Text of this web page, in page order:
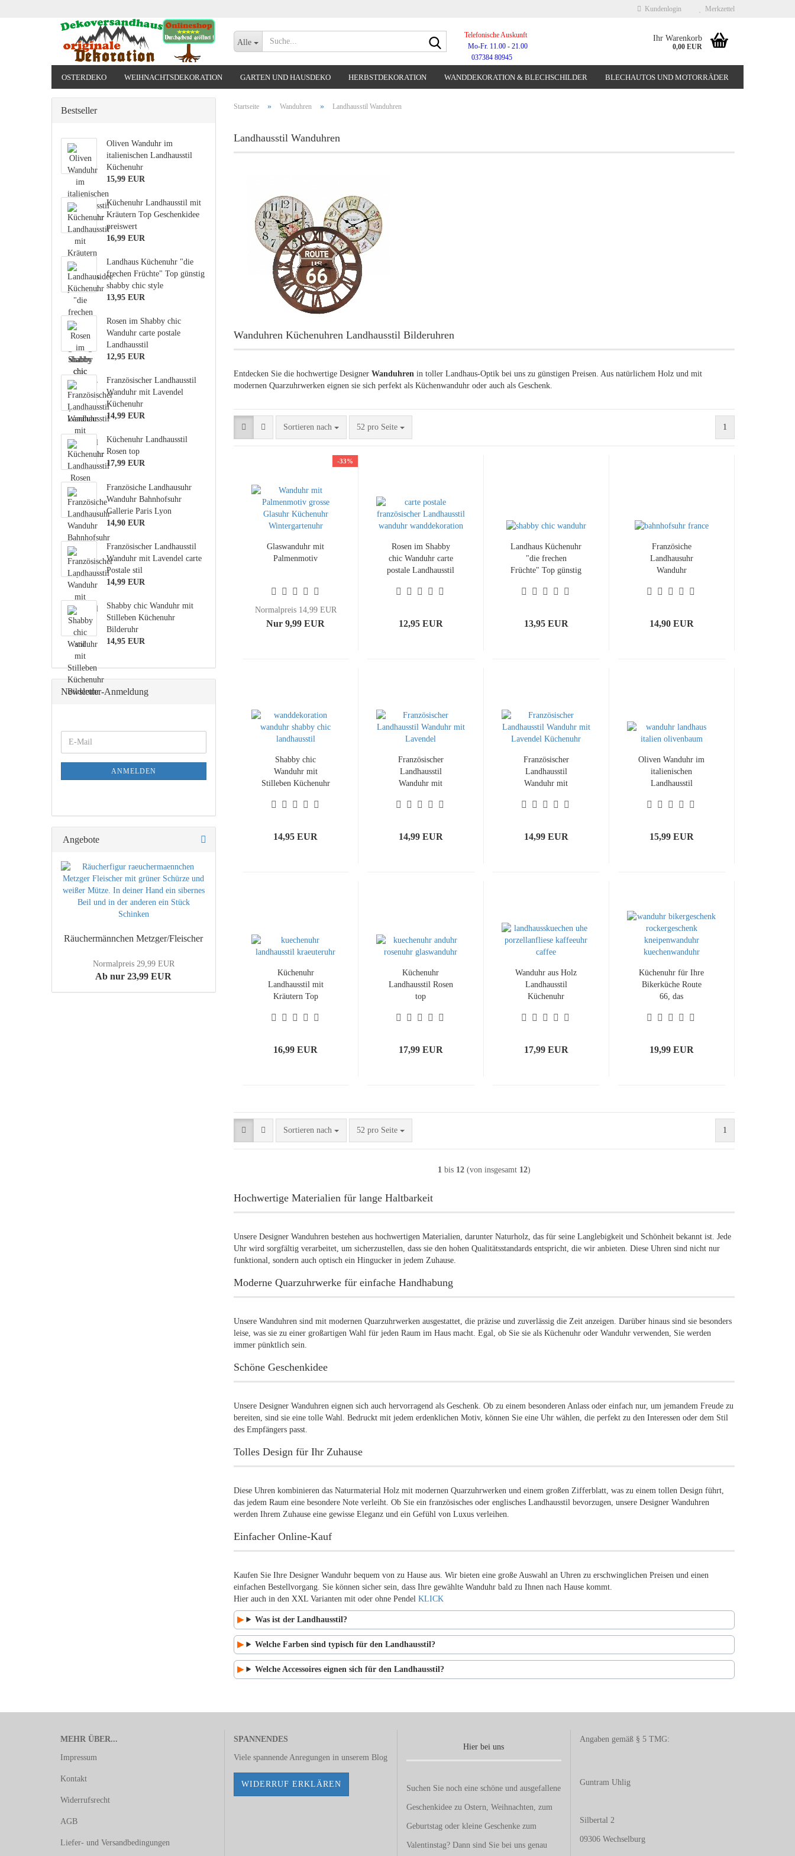
Kundenlogin Merkzettel
Alle
Suche...Telefonische Auskunft
Mo-Fr. 11.00 - 21.00
037384 80945
Ihr Warenkorb
0,00 EUR
OSTERDEKO WEIHNACHTSDEKORATION GARTEN UND HAUSDEKO HERBSTDEKORATION WANDDEKORATION & BLECHSCHILDER BLECHAUTOS UND MOTORRÄDER
VALENTINSTAG, MUTTERTAG, ODER GEBURTSTAG
Startseite » Wanduhren » Landhausstil Wanduhren
Landhausstil Wanduhren
Wanduhren Küchenuhren Landhausstil Bilderuhren
Entdecken Sie die hochwertige Designer Wanduhrenin toller Landhaus-Optik bei uns zu günstigen Preisen. Aus natürlichem Holz und mit
modernen Quarzuhrwerken eignen sie sich perfekt als Küchenwanduhr oder auch als Geschenk.
Sortieren nach
Sortieren nach 52 pro Seite
pro Seite 1
-33%
Glaswanduhr mit
Palmenmotiv
Normalpreis 14,99 EUR
Nur 9,99 EUR
Rosen im Shabby
chic Wanduhr carte
postale Landhausstil
12,95 EUR
Landhaus Küchenuhr
"die frechen
Früchte" Top günstig
13,95 EUR
Französiche
Landhausuhr
Wanduhr
Gallerie Paris Lyon
14,90 EUR
Shabby chic
Wanduhr mit
Stilleben Küchenuhr
14,95 EUR
Französischer
Landhausstil
Wanduhr mit
Postale stil
14,99 EUR
Französischer
Landhausstil
Wanduhr mit
14,99 EUR
Oliven Wanduhr im
italienischen
Landhausstil
15,99 EUR
Küchenuhr
Landhausstil mit
Kräutern Top
preiswert
16,99 EUR
Küchenuhr
Landhausstil Rosen
top
17,99 EUR
Wanduhr aus Holz
Landhausstil
Küchenuhr
17,99 EUR
Küchenuhr für Ihre
Bikerküche Route
66, das
19,99 EUR
Sortieren nach
Sortieren nach 52 pro Seite
pro Seite 1
1bis 12(von insgesamt 12)
Hochwertige Materialien für lange Haltbarkeit
Unsere Designer Wanduhren bestehen aus hochwertigen Materialien, darunter Naturholz, das für seine Langlebigkeit und Schönheit bekannt ist. Jede
Uhr wird sorgfältig verarbeitet, um sicherzustellen, dass sie den hohen Qualitätsstandards entspricht, die wir anbieten. Diese Uhren sind nicht nur
funktional, sondern auch optisch ein Hingucker in jedem Zuhause.
Moderne Quarzuhrwerke für einfache Handhabung
Unsere Wanduhren sind mit modernen Quarzuhrwerken ausgestattet, die präzise und zuverlässig die Zeit anzeigen. Darüber hinaus sind sie besonders
leise, was sie zu einer großartigen Wahl für jeden Raum im Haus macht. Egal, ob Sie sie als Küchenuhr oder Wanduhr verwenden, Sie werden
immer pünktlich sein.
Schöne Geschenkidee
Unsere Designer Wanduhren eignen sich auch hervorragend als Geschenk. Ob zu einem besonderen Anlass oder einfach nur, um jemandem Freude zu
bereiten, sind sie eine tolle Wahl. Bedruckt mit jedem erdenklichen Motiv, können Sie eine Uhr wählen, die perfekt zu den Interessen oder dem Stil
des Empfängers passt.
Tolles Design für Ihr Zuhause
Diese Uhren kombinieren das Naturmaterial Holz mit modernen Quarzuhrwerken und einem großen Zifferblatt, was zu einem tollen Design führt,
das jedem Raum eine besondere Note verleiht. Ob Sie ein französisches oder englisches Landhausstil bevorzugen, unsere Designer Wanduhren
werden Ihrem Zuhause eine gewisse Eleganz und ein Gefühl von Luxus verleihen.
Einfacher Online-Kauf
Kaufen Sie Ihre Designer Wanduhr bequem von zu Hause aus. Wir bieten eine große Auswahl an Uhren zu erschwinglichen Preisen und einen
einfachen Bestellvorgang. Sie können sicher sein, dass Ihre gewählte Wanduhr bald zu Ihnen nach Hause kommt.
Hier auch in den XXL Varianten mit oder ohne Pendel KLICK
Was ist der Landhausstil?
Welche Farben sind typisch für den Landhausstil?
Welche Accessoires eignen sich für den Landhausstil?
Bestseller
Oliven Wanduhr im
italienischen Landhausstil
Küchenuhr
15,99 EUR
Küchenuhr Landhausstil mit
Kräutern Top Geschenkidee
preiswert
16,99 EUR
Landhaus Küchenuhr "die
frechen Früchte" Top günstig
shabby chic style
13,95 EUR
Rosen im Shabby chic
Wanduhr carte postale
Landhausstil
12,95 EUR
Französischer Landhausstil
Wanduhr mit Lavendel
Küchenuhr
14,99 EUR
Küchenuhr Landhausstil
Rosen top
17,99 EUR
Französiche Landhausuhr
Wanduhr Bahnhofsuhr
Gallerie Paris Lyon
14,90 EUR
Französischer Landhausstil
Wanduhr mit Lavendel carte
Postale stil
14,99 EUR
Shabby chic Wanduhr mit
Stilleben Küchenuhr
Bilderuhr
14,95 EUR
Newsletter-Anmeldung
ANMELDUNG
E-
Mail
ANMELDEN
Angebote
Räuchermännchen Metzger/Fleischer
Normalpreis 29,99 EUR
Ab nur 23,99 EUR
MEHR ÜBER...
Impressum
Kontakt
Widerrufsrecht
AGB
Liefer- und Versandbedingungen
SPANNENDES
Viele spannende Anregungen in unserem Blog
WIDERRUF ERKLÄREN
Hier bei uns
Suchen Sie noch eine schöne und ausgefallene
Geschenkidee zu Ostern, Weihnachten, zum
Geburtstag oder kleine Geschenke zum
Valentinstag? Dann sind Sie bei uns genau
Angaben gemäß § 5 TMG:
Guntram Uhlig
Silbertal 2
09306 Wechselburg